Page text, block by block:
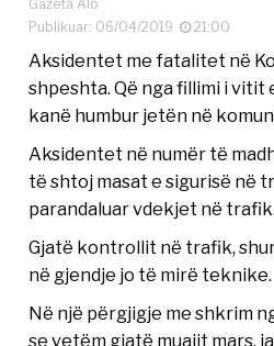
Gazeta Alo
Publikuar: 06/04/2019
21:00
Aksidentet me fatalitet në
shpeshta. Që nga fillimi i vitit
kanë humbur jetën në
Aksidentet në numër të
të shtoj masat e sigurisë në
parandaluar vdekjet në trafik.
Gjatë kontrollit në trafik,
në gjendje jo të mirë teknike.
Në një përgjigje me shkrim
se vetëm gjatë muajit mars,